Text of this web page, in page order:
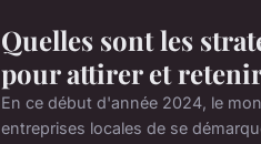
Quelles sont les
pour attirer et
En ce début d'année 2024, le
entreprises locales de se